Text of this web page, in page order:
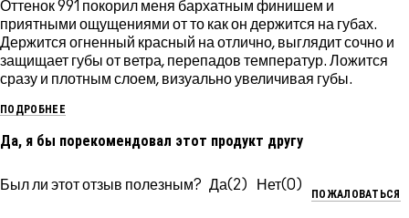
Оттенок 991 покорил меня бархатным финишем и
приятными ощущениями от то как он держится на губах.
Держится огненный красный на отлично, выглядит сочно и
защищает губы от ветра, перепадов температур. Ложится
сразу и плотным слоем, визуально увеличивая губы.
ПОДРОБНЕЕ
Да, я бы порекомендовал этот продукт другу
Был ли этот отзыв полезным? 2 0
ПОЖАЛОВАТЬСЯ